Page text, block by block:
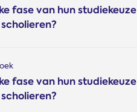
fase van hun studiekeuze
fase van hun studiekeuze